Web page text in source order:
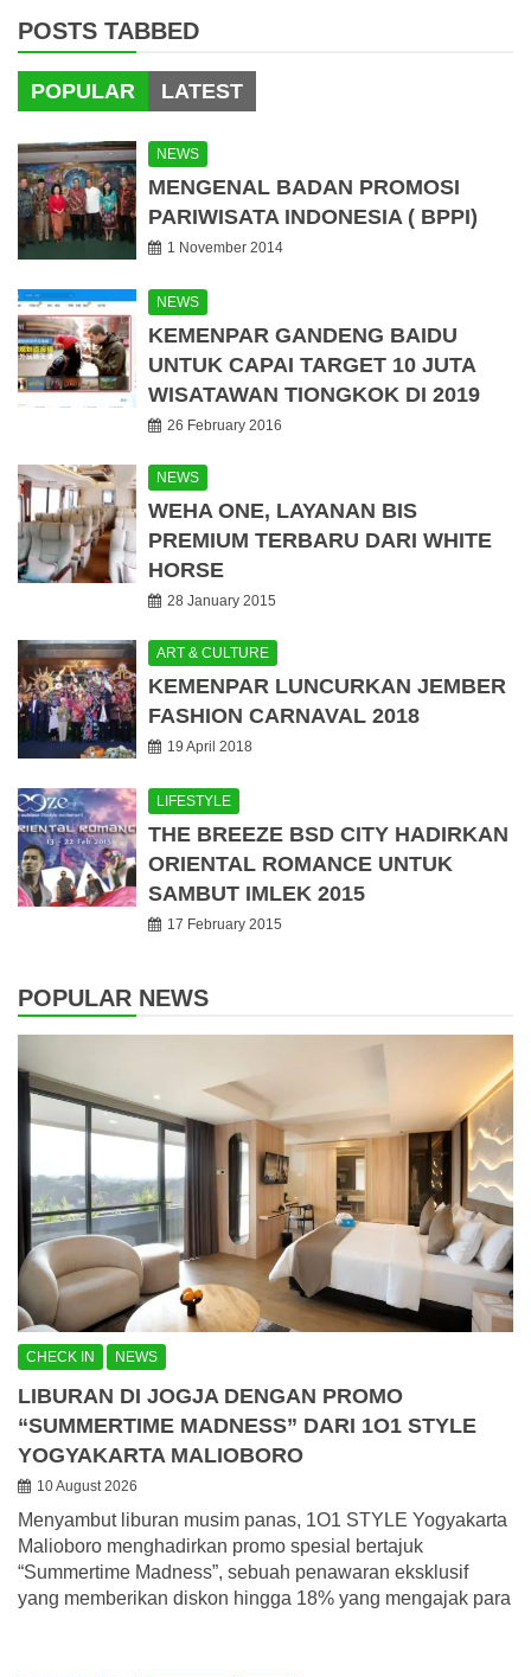
POSTS TABBED
POPULAR LATEST
NEWS
MENGENAL BADAN PROMOSI
PARIWISATA INDONESIA ( BPPI)
1 November 2014
NEWS
KEMENPAR GANDENG BAIDU
UNTUK CAPAI TARGET 10 JUTA
WISATAWAN TIONGKOK DI 2019
26 February 2016
NEWS
WEHA ONE, LAYANAN BIS
PREMIUM TERBARU DARI WHITE
HORSE
28 January 2015
ART & CULTURE
KEMENPAR LUNCURKAN JEMBER
FASHION CARNAVAL 2018
19 April 2018
LIFESTYLE
THE BREEZE BSD CITY HADIRKAN
ORIENTAL ROMANCE UNTUK
SAMBUT IMLEK 2015
17 February 2015
POPULAR NEWS
CHECK IN NEWS
LIBURAN DI JOGJA DENGAN PROMO
“SUMMERTIME MADNESS” DARI 1O1 STYLE
YOGYAKARTA MALIOBORO
10 August 2026
Menyambut liburan musim panas, 1O1 STYLE Yogyakarta
Malioboro menghadirkan promo spesial bertajuk
“Summertime Madness”, sebuah penawaran eksklusif
yang memberikan diskon hingga 18% yang mengajak para